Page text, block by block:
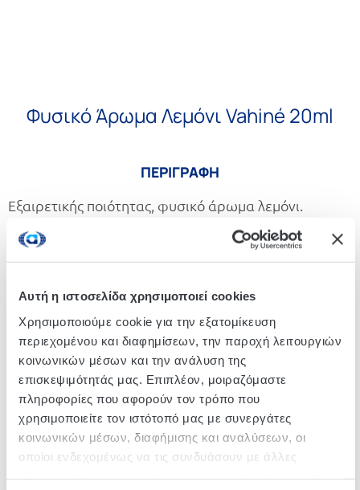
Αυτή η ιστοσελίδα χρησιμοποιεί cookies
Χρησιμοποιούμε cookie για την εξατομίκευση
περιεχομένου και διαφημίσεων, την παροχή λειτουργιών
κοινωνικών μέσων και την ανάλυση της
επισκεψιμότητάς μας. Επιπλέον, μοιραζόμαστε
πληροφορίες που αφορούν τον τρόπο που
χρησιμοποιείτε τον ιστότοπό μας με συνεργάτες
κοινωνικών μέσων, διαφήμισης και αναλύσεων, οι
οποίοι ενδεχομένως να τις συνδυάσουν με άλλες
Φυσικό Άρωμα Λεμόνι Vahiné 20ml
ΠΕΡΙΓΡΑΦΗ
Εξαιρετικής ποιότητας, φυσικό άρωμα λεμόνι.
Ιδανικό για να ενισχύσει τη γεύση σε κέικ, μους,
τάρτες ή σε οποιοδήποτε άλλο επιδόρπιο! Το ειδικά
σχεδιασμένο καπάκι έκχυσης το κάνει ιδιαίτερα
πρακτικό.
Κωδικός :440003
Τεμάχια/Κιβώτιο: 12